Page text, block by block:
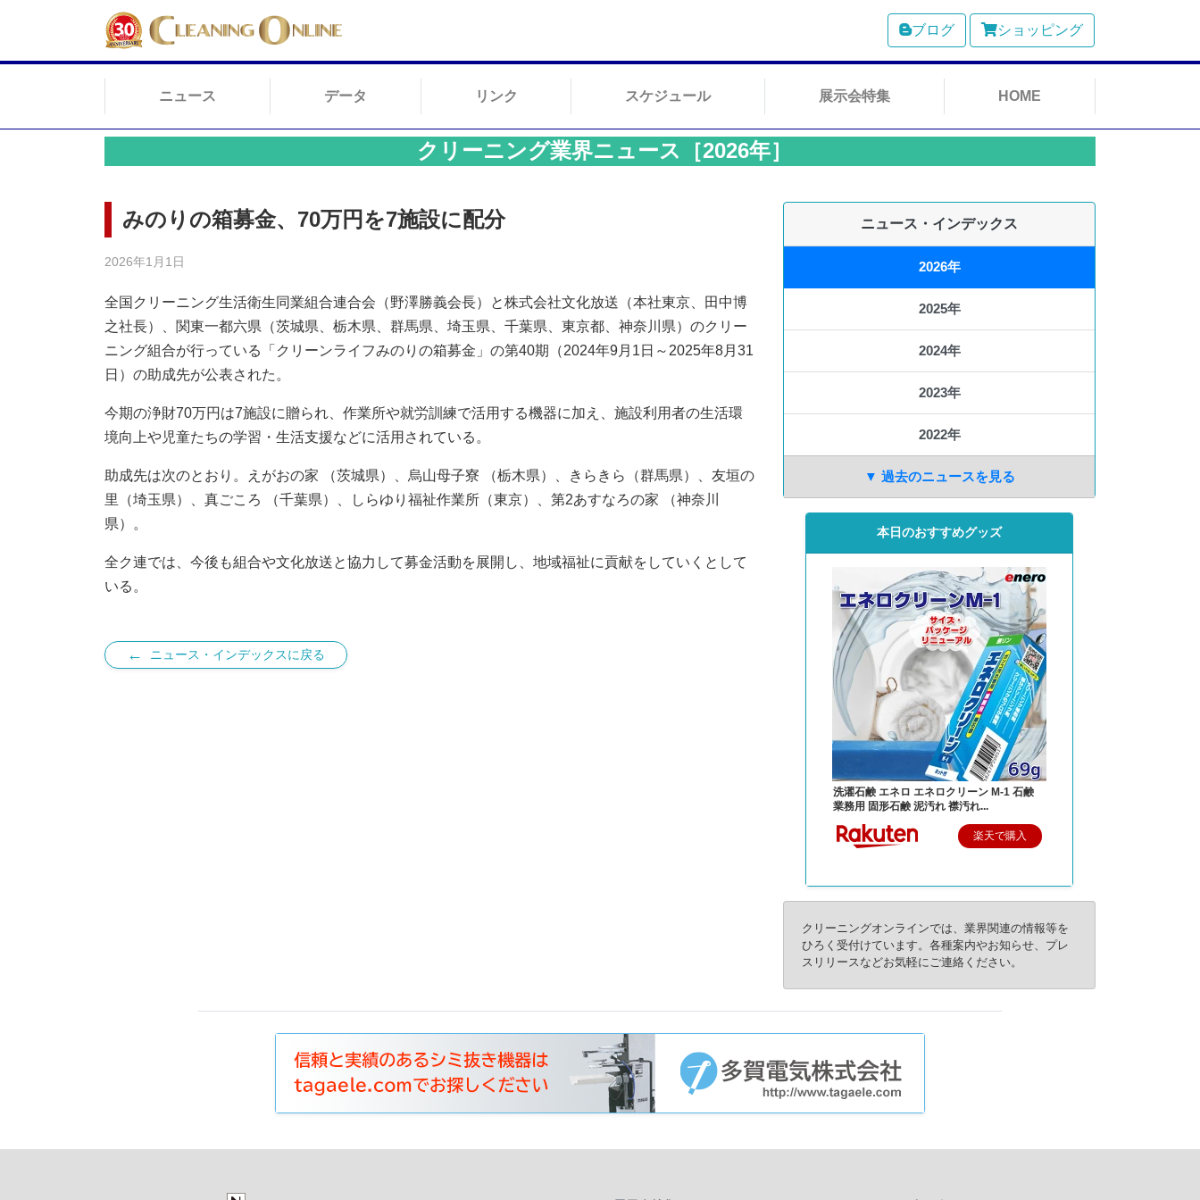
ブログ ショッピング
ニュース データ リンク スケジュール 展示会特集 HOME
クリーニング業界ニュース［2026年］
みのりの箱募金、70万円を7施設に配分
2026年1月1日
全国クリーニング生活衛生同業組合連合会（野澤勝義会長）と株式会社文化放送（本社東京、田中博
之社長）、関東一都六県（茨城県、栃木県、群馬県、埼玉県、千葉県、東京都、神奈川県）のクリー
ニング組合が行っている「クリーンライフみのりの箱募金」の第40期（2024年9月1日～2025年8月31
日）の助成先が公表された。
今期の浄財70万円は7施設に贈られ、作業所や就労訓練で活用する機器に加え、施設利用者の生活環
境向上や児童たちの学習・生活支援などに活用されている。
助成先は次のとおり。えがおの家 （茨城県）、烏山母子寮 （栃木県）、きらきら（群馬県）、友垣の
里（埼玉県）、真ごころ （千葉県）、しらゆり福祉作業所（東京）、第2あすなろの家 （神奈川
県）。
全ク連では、今後も組合や文化放送と協力して募金活動を展開し、地域福祉に貢献をしていくとして
いる。
← ニュース・インデックスに戻る
ニュース・インデックス
2026年
2025年
2024年
2023年
2022年
▼ 過去のニュースを見る
本日のおすすめグッズ
洗濯石鹸 エネロ エネロクリーン M-1 石鹸
業務用 固形石鹸 泥汚れ 襟汚れ...
楽天で購入
クリーニングオンラインでは、業界関連の情報等を
ひろく受付けています。各種案内やお知らせ、プレ
スリリースなどお気軽にご連絡ください。